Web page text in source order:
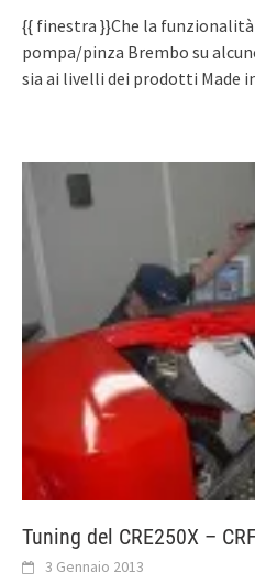
{{ finestra }}Che la
pompa/pinza Brembo su
sia ai livelli dei prodotti Made
Tuning del CRE250X –
3 Gennaio 2013